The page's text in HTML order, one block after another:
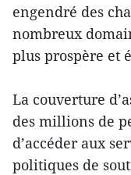
engendré des
nombreux
plus prospère et
La couverture
des millions de
d’accéder aux
politiques de